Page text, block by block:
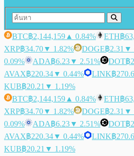
BTC฿2,144,159 ▲ 0.84% ETH฿
XRP฿34.70▼ 1.82% DOGE฿2.31 ▼
0.09%
ADA฿6.23▼ 2.51% DOT฿
AVAX฿220.34▼ 0.44% LINK฿
KUB฿20.21 ▼ 1.19%
BTC฿2,144,159 ▲ 0.84% ETH฿
XRP฿34.70▼ 1.82% DOGE฿2.31 ▼
0.09%
ADA฿6.23▼ 2.51% DOT฿
AVAX฿220.34▼ 0.44% LINK฿
KUB฿20.21 ▼ 1.19%